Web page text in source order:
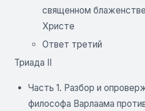
священном
Христе
Ответ третий
Триада II
Часть 1. Разбор и
философа Варлаама